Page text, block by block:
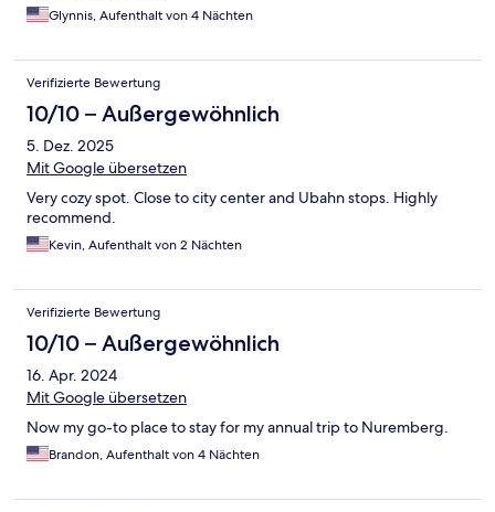
Glynnis, Aufenthalt von 4 Nächten
Verifizierte Bewertung
10/10 – Außergewöhnlich
5. Dez. 2025
Mit Google übersetzen
Very cozy spot. Close to city center and Ubahn stops. Highly
recommend.
Kevin, Aufenthalt von 2 Nächten
Verifizierte Bewertung
10/10 – Außergewöhnlich
16. Apr. 2024
Mit Google übersetzen
Now my go-to place to stay for my annual trip to Nuremberg.
Brandon, Aufenthalt von 4 Nächten